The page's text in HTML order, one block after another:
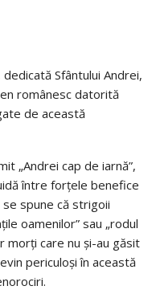
Sfântului Andrei,
românesc datorită
de această
„Andrei cap de iarnă”,
între forțele benefice
spune că strigoii
oamenilor” sau „rodul
morți care nu și-au găsit
periculoși în această